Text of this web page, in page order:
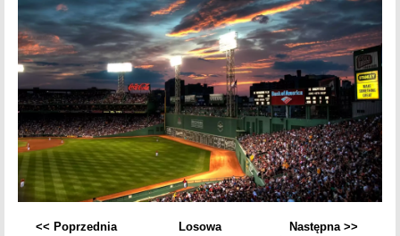
<< Poprzednia Losowa Następna >>